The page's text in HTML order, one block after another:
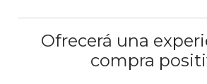
Ofrecerá una
compra